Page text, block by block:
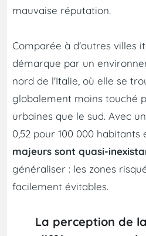
mauvaise réputation.
Comparée à d'autres villes
démarque par un
nord de l'Italie, où elle se
globalement moins touché
urbaines que le sud. Avec
0,52 pour 100 000 habitants
majeurs sont quasi-
généraliser : les zones
facilement évitables.
La perception de